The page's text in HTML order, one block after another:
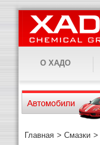
О ХАДО
Главная > Смазки >